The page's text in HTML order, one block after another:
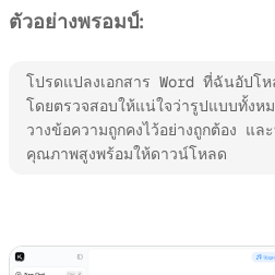
ตัวอย่างพรอมป์:
โปรดแปลงเอกสาร Word ที่ฉันอัปโห
โดยตรวจสอบให้แน่ใจว่ารูปแบบทั้ง
วางข้อความถูกคงไว้อย่างถูกต้อง แล
คุณภาพสูงพร้อมให้ดาวน์โหลด